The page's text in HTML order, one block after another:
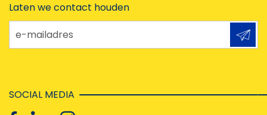
Laten we contact houden
e-mailadres
SOCIAL MEDIA